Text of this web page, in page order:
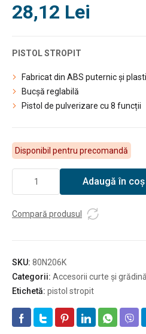
28,12 Lei
PISTOL STROPIT
Fabricat din ABS puternic și
Bucșă reglabilă
Pistol de pulverizare cu 8 funcții
Disponibil pentru precomandă
DEDRA
pentru
funcții
THUMB
CONTROL
Adaugă în coș
Compară produsul
SKU: 80N206K
Categorii: Accesorii curte și
Etichetă: pistol stropit